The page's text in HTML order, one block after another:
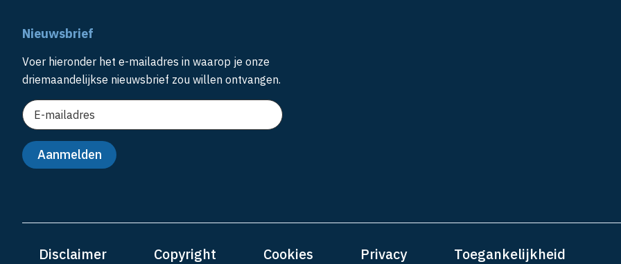
Nieuwsbrief
Voer hieronder het e-mailadres in waarop je onze
driemaandelijkse nieuwsbrief zou willen ontvangen.
Disclaimer Copyright Cookies Privacy Toegankelijkheid